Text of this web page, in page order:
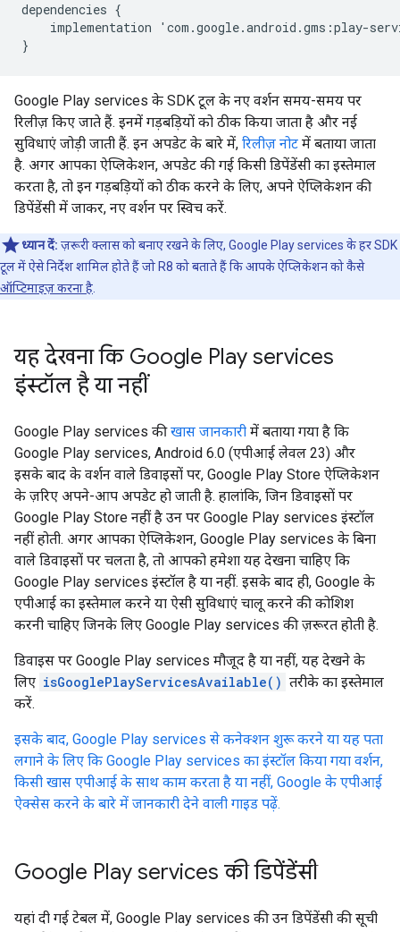
dependencies {
implementation
' com .google.android .gms :play-
}
Google Play services के SDK टूल के नए वर्शन समय-समय पर
रिलीज़ किए जाते हैं. इनमें गड़बड़ियों को ठीक किया जाता है और नई
सुविधाएं जोड़ी जाती हैं. इन अपडेट के बारे में, रिलीज़ नोट में बताया जाता
है. अगर आपका ऐप्लिकेशन, अपडेट की गई किसी डिपेंडेंसी का इस्तेमाल
करता है, तो इन गड़बड़ियों को ठीक करने के लिए, अपने ऐप्लिकेशन की
डिपेंडेंसी में जाकर, नए वर्शन पर स्विच करें.
ध्यान दें: ज़रूरी क्लास को बनाए रखने के लिए, Google Play services के हर SDK
टूल में ऐसे निर्देश शामिल होते हैं जो R8 को बताते हैं कि आपके ऐप्लिकेशन को कैसे
ऑप्टिमाइज़ करना है
यह देखना कि Google Play services
इंस्टॉल है या नहीं
Google Play services कीखास जानकारी में बताया गया है कि
Google Play services, Android 6.0 (एपीआई लेवल 23) और
इसके बाद के वर्शन वाले डिवाइसों पर, Google Play Store ऐप्लिकेशन
के ज़रिए अपने-आप अपडेट हो जाती है. हालांकि, जिन डिवाइसों पर
Google Play Store नहीं है उन पर Google Play services इंस्टॉल
नहीं होती. अगर आपका ऐप्लिकेशन, Google Play services के बिना
वाले डिवाइसों पर चलता है, तो आपको हमेशा यह देखना चाहिए कि
Google Play services इंस्टॉल है या नहीं. इसके बाद ही, Google के
एपीआई का इस्तेमाल करने या ऐसी सुविधाएं चालू करने की कोशिश
करनी चाहिए जिनके लिए Google Play services की ज़रूरत होती है.
डिवाइस पर Google Play services मौजूद है या नहीं, यह देखने के
लिए isGooglePlayServicesAvailable() तरीके का इस्तेमाल
करें.
इसके बाद, Google Play services से कनेक्शन शुरू करने या यह पता
लगाने के लिए कि Google Play services का इंस्टॉल किया गया वर्शन,
किसी खास एपीआई के साथ काम करता है या नहीं, Google के एपीआई
ऐक्सेस करने के बारे में जानकारी देने वाली गाइड पढ़ें.
Google Play services की डिपेंडेंसी
यहां दी गई टेबल में, Google Play services की उन डिपेंडेंसी की सूची